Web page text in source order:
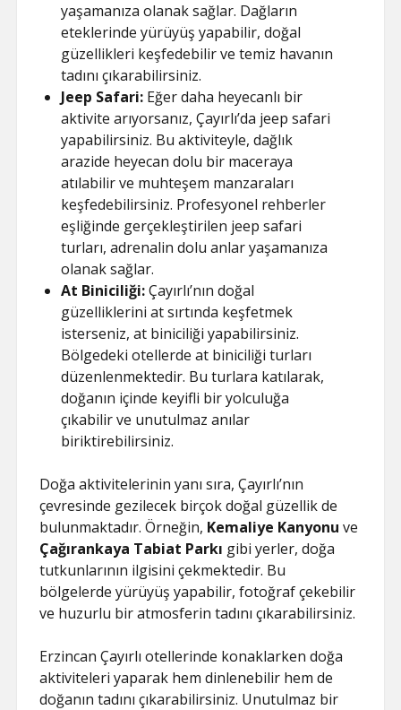
yaşamanıza olanak sağlar. Dağların
eteklerinde yürüyüş yapabilir, doğal
güzellikleri keşfedebilir ve temiz havanın
tadını çıkarabilirsiniz.
Jeep Safari: Eğer daha heyecanlı bir
aktivite arıyorsanız, Çayırlı’da jeep safari
yapabilirsiniz. Bu aktiviteyle, dağlık
arazide heyecan dolu bir maceraya
atılabilir ve muhteşem manzaraları
keşfedebilirsiniz. Profesyonel rehberler
eşliğinde gerçekleştirilen jeep safari
turları, adrenalin dolu anlar yaşamanıza
olanak sağlar.
At Biniciliği:Çayırlı’nın doğal
güzelliklerini at sırtında keşfetmek
isterseniz, at biniciliği yapabilirsiniz.
Bölgedeki otellerde at biniciliği turları
düzenlenmektedir. Bu turlara katılarak,
doğanın içinde keyifli bir yolculuğa
çıkabilir ve unutulmaz anılar
biriktirebilirsiniz.
Doğa aktivitelerinin yanı sıra, Çayırlı’nın
çevresinde gezilecek birçok doğal güzellik de
bulunmaktadır. Örneğin, Kemaliye Kanyonu ve
Çağırankaya Tabiat Parkı gibi yerler, doğa
tutkunlarının ilgisini çekmektedir. Bu
bölgelerde yürüyüş yapabilir, fotoğraf çekebilir
ve huzurlu bir atmosferin tadını çıkarabilirsiniz.
Erzincan Çayırlı otellerinde konaklarken doğa
aktiviteleri yaparak hem dinlenebilir hem de
doğanın tadını çıkarabilirsiniz. Unutulmaz bir